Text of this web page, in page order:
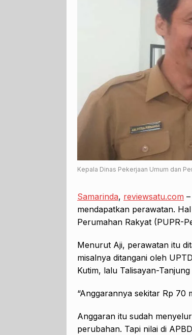
Kepala Dinas Pekerjaan Umum dan
Samarinda, reviewsatu.com
mendapatkan perawatan.
Perumahan Rakyat (PUPR-
Menurut Aji, perawatan itu
misalnya ditangani oleh
Kutim, lalu Talisayan-
“Anggarannya sekitar Rp 70
Anggaran itu sudah
perubahan. Tapi nilai di